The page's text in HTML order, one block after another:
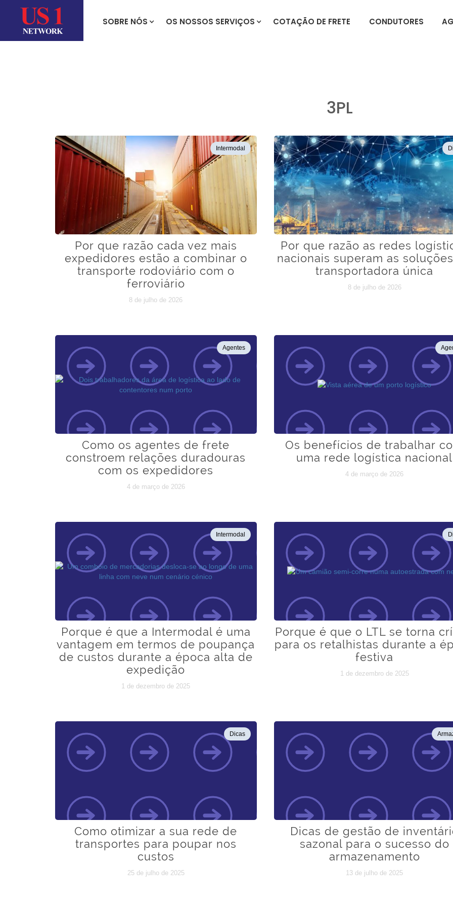
SOBRE NÓS OS NOSSOS SERVIÇOS COTAÇÃO DE FRETE CONDUTORES
3PL
Intermodal
Por que razão cada vez mais
expedidores estão a combinar o
transporte rodoviário com o
ferroviário
8 de julho de 2026
Por que razão as redes
nacionais superam as
transportadora única
8 de julho de 2026
Agentes
Como os agentes de frete
constroem relações duradouras
com os expedidores
4 de março de 2026
Os benefícios de trabalhar
uma rede logística nacional
4 de março de 2026
Intermodal
Porque é que a Intermodal é uma
vantagem em termos de poupança
de custos durante a época alta de
expedição
1 de dezembro de 2025
Porque é que o LTL se torna
para os retalhistas durante a
festiva
1 de dezembro de 2025
Dicas
Como otimizar a sua rede de
transportes para poupar nos
custos
25 de julho de 2025
Dicas de gestão de
sazonal para o sucesso do
armazenamento
13 de julho de 2025